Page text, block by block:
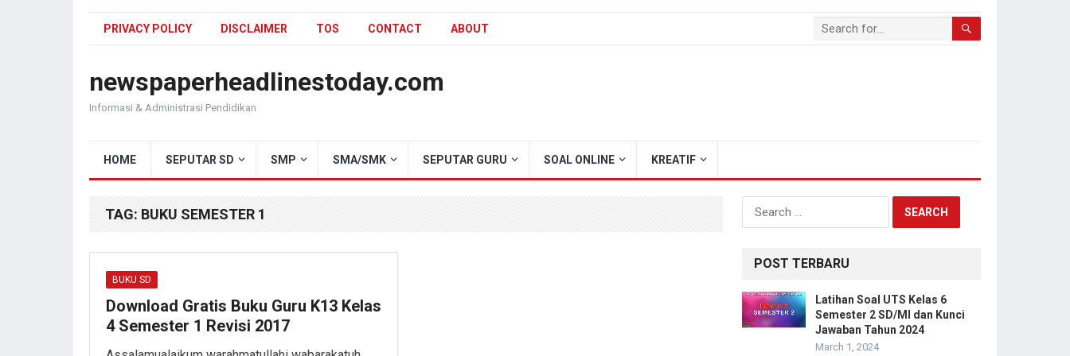
PRIVACY POLICY DISCLAIMER TOS CONTACT ABOUT
newspaperheadlinestoday.com
Informasi & Administrasi Pendidikan
HOME SEPUTAR SD SMP SMA/SMK SEPUTAR GURU SOAL ONLINE KREATIF
TAG: BUKU SEMESTER 1
BUKU SD
Download Gratis Buku Guru K13 Kelas
4 Semester 1 Revisi 2017
Search
for:
POST TERBARU
Latihan Soal UTS Kelas 6
Semester 2 SD/MI dan Kunci
Jawaban Tahun 2024
March 1, 2024